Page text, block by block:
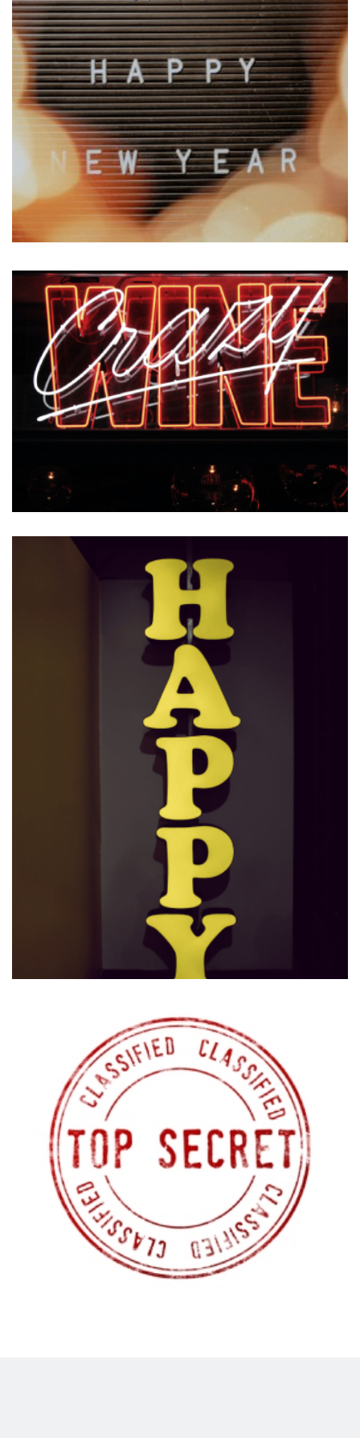
Siempre Playa
FUTURA
VISIT
Lucky Hands
ALICE BALAS
Fusce dolor
LUDACRUSH
VISIT
Ampersand
VISIT